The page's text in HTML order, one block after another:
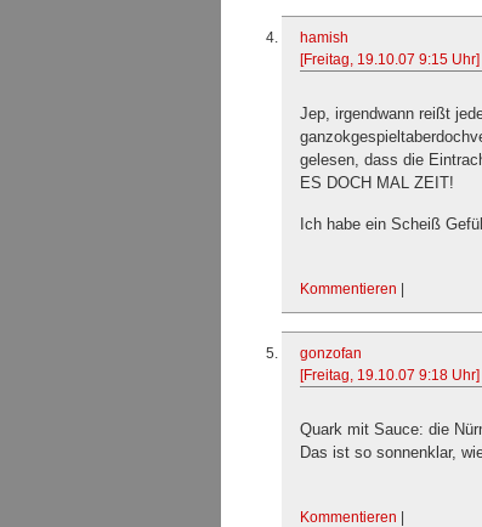
hamish
[Freitag, 19.10.07 9:15 Uhr]
Jep, irgendwann reißt
gelesen, dass die
ES DOCH MAL ZEIT!
Ich habe ein Scheiß
Kommentieren
gonzofan
[Freitag, 19.10.07 9:18 Uhr]
Quark mit Sauce: die
Das ist so sonnenklar,
Kommentieren